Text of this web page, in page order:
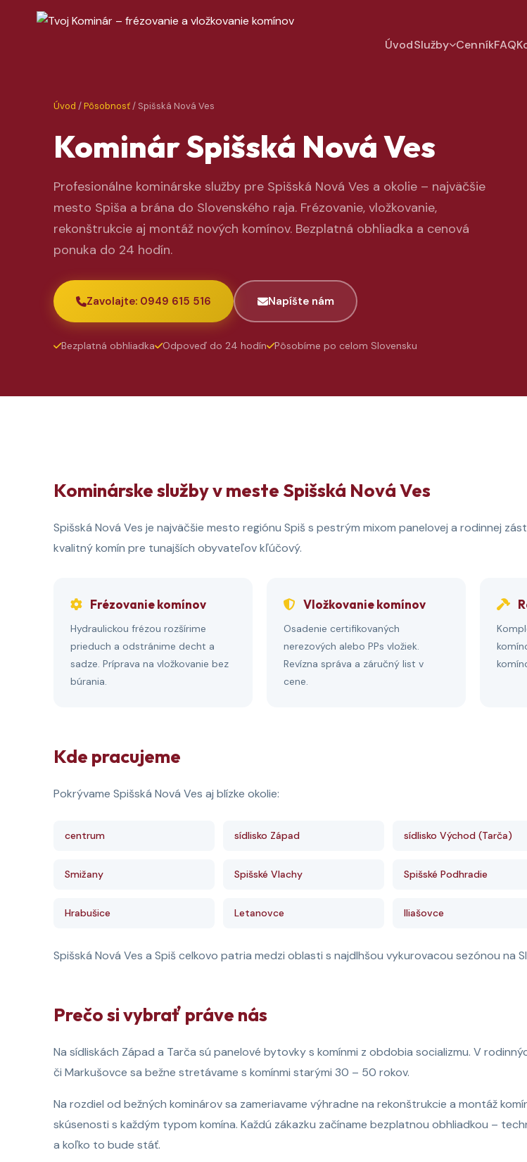
ÚvodSlužby CenníkFAQ
Úvod /Pôsobnosť/ Spišská Nová Ves
Kominár Spišská Nová Ves
Profesionálne kominárske služby pre Spišská Nová Ves a okolie – najväčšie
mesto Spiša a brána do Slovenského raja. Frézovanie, vložkovanie,
rekonštrukcie aj montáž nových komínov. Bezplatná obhliadka a cenová
ponuka do 24 hodín.
Zavolajte: 0949 615 516 Napíšte nám
Bezplatná obhliadka Odpoveď do 24 hodín Pôsobíme po celom Slovensku
Kominárske služby v meste Spišská Nová Ves
Spišská Nová Ves je najväčšie mesto regiónu Spiš s pestrým mixom panelovej a rodinnej
kvalitný komín pre tunajších obyvateľov kľúčový.
Frézovanie komínov
Hydraulickou frézou rozšírime
prieduch a odstránime decht a
sadze. Príprava na vložkovanie bez
búrania.
Vložkovanie komínov
Osadenie certifikovaných
nerezových alebo PPs vložiek.
Revízna správa a záručný list v
cene.
Kde pracujeme
Pokrývame Spišská Nová Ves aj blízke okolie:
centrum sídlisko Západ sídlisko Východ (Tarča)
Smižany Spišské Vlachy Spišské Podhradie
Hrabušice Letanovce Iliašovce
Spišská Nová Ves a Spiš celkovo patria medzi oblasti s najdlhšou vykurovacou sezónou
Prečo si vybrať práve nás
Na sídliskách Západ a Tarča sú panelové bytovky s komínmi z obdobia socializmu. V
či Markušovce sa bežne stretávame s komínmi starými 30 – 50 rokov.
Na rozdiel od bežných kominárov sa zameriavame výhradne na rekonštrukcie a montáž
skúsenosti s každým typom komína. Každú zákazku začíname bezplatnou obhliadkou –
a koľko to bude stáť.